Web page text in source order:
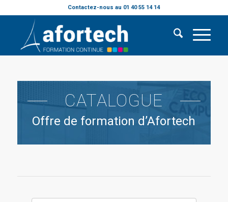
Contactez-nous au 01 40 55 14 14
CATALOGUE
Offre de formation d’Afortech